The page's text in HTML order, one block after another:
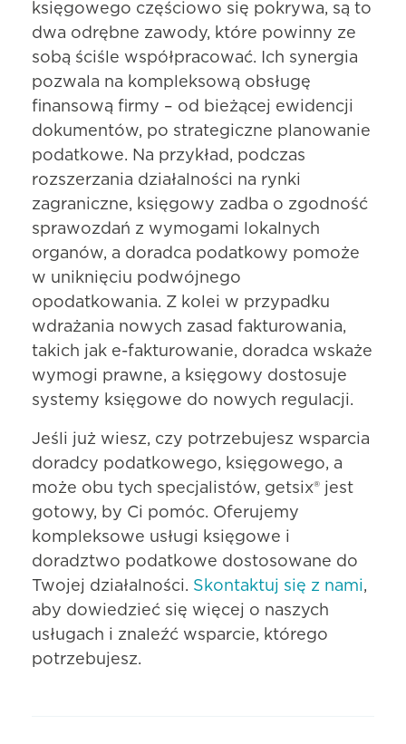
księgowego częściowo się pokrywa, są to
dwa odrębne zawody, które powinny ze
sobą ściśle współpracować. Ich synergia
pozwala na kompleksową obsługę
finansową firmy – od bieżącej ewidencji
dokumentów, po strategiczne planowanie
podatkowe. Na przykład, podczas
rozszerzania działalności na rynki
zagraniczne, księgowy zadba o zgodność
sprawozdań z wymogami lokalnych
organów, a doradca podatkowy pomoże
w uniknięciu podwójnego
opodatkowania. Z kolei w przypadku
wdrażania nowych zasad fakturowania,
takich jak e-fakturowanie, doradca wskaże
wymogi prawne, a księgowy dostosuje
systemy księgowe do nowych regulacji.
Jeśli już wiesz, czy potrzebujesz wsparcia
doradcy podatkowego, księgowego, a
może obu tych specjalistów, getsix® jest
gotowy, by Ci pomóc. Oferujemy
kompleksowe usługi księgowe i
doradztwo podatkowe dostosowane do
Twojej działalności. Skontaktuj się z nami,
aby dowiedzieć się więcej o naszych
usługach i znaleźć wsparcie, którego
potrzebujesz.